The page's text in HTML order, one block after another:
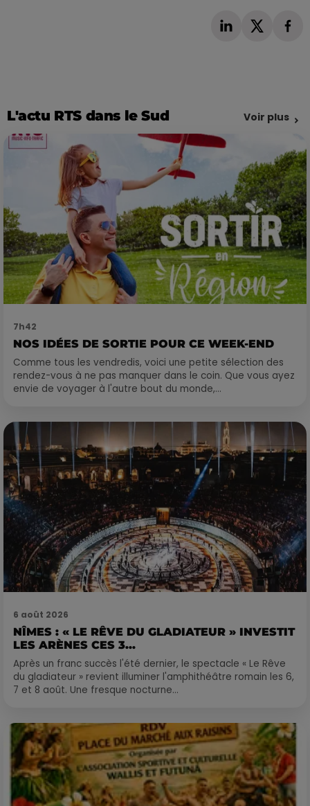
L'actu RTS dans le Sud Voir plus
7h42
NOS IDÉES DE SORTIE POUR CE WEEK-END
Comme tous les vendredis, voici une petite sélection des
rendez-vous à ne pas manquer dans le coin. Que vous ayez
envie de voyager à l'autre bout du monde,...
6 août 2026
NÎMES : « LE RÊVE DU GLADIATEUR » INVESTIT
LES ARÈNES CES 3...
Après un franc succès l'été dernier, le spectacle « Le Rêve
du gladiateur » revient illuminer l'amphithéâtre romain les 6,
7 et 8 août. Une fresque nocturne...